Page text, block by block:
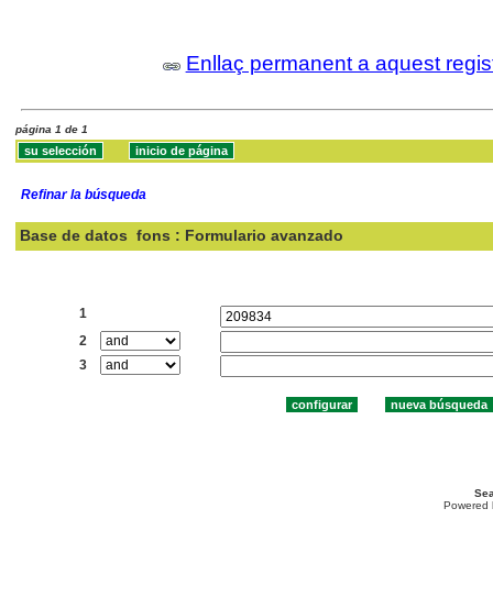
Enllaç permanent a aquest
página 1 de 1
Refinar la búsqueda
Base de datos fons : Formulario avanzado
1
2
3